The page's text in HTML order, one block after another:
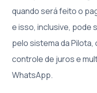
quando será feito o
e isso, inclusive, pode
pelo sistema da
controle de juros e
WhatsApp.